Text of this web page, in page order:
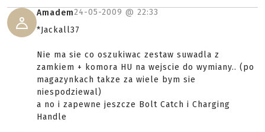
Amadem24-05-2009 @ 22:33
*Jackall37
Nie ma sie co oszukiwac zestaw suwadla z
zamkiem + komora HU na wejscie do wymiany.. (po
magazynkach takze za wiele bym sie
niespodziewal)
a no i zapewne jeszcze Bolt Catch i Charging
Handle